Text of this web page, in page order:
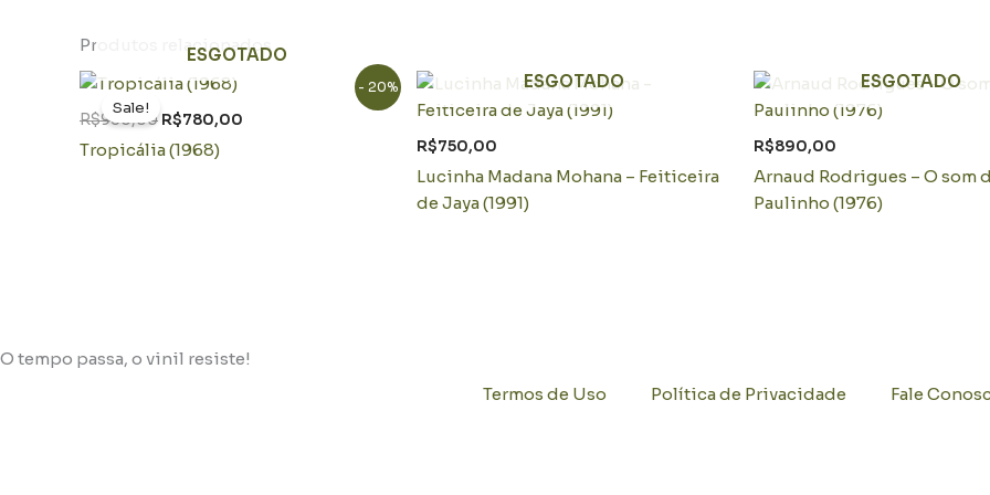
Produtos relacionados
- 20%
ESGOTADO
Sale!
R$980,00
O
preço
original
R$980,00.
R$780,00
Tropicália (1968)
ESGOTADO
R$750,00
Lucinha Madana Mohana – Feiticeira
de Jaya (1991)
ESGOTADO
R$890,00
Arnaud Rodrigues – O som
Paulinho (1976)
O tempo passa, o vinil resiste!
Termos de Uso
Política de Privacidade Fale